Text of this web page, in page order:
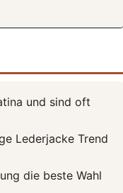
und sind oft
Lederjacke Trend
die beste Wahl